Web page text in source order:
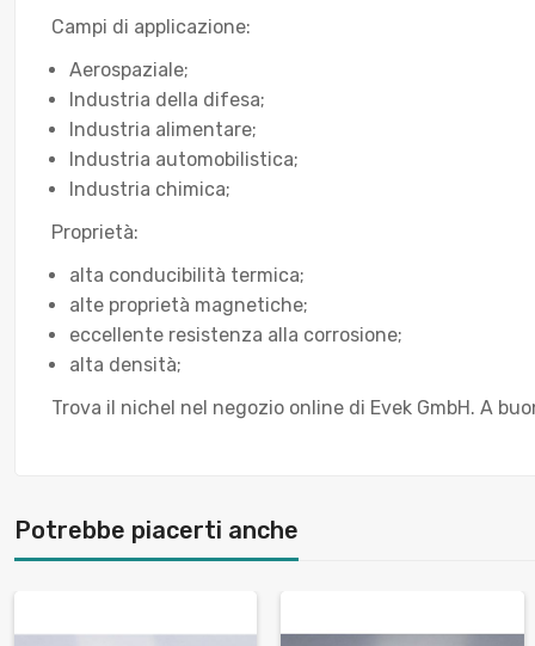
Campi di applicazione:
Aerospaziale;
Industria della difesa;
Industria alimentare;
Industria automobilistica;
Industria chimica;
Proprietà:
alta conducibilità termica;
alte proprietà magnetiche;
eccellente resistenza alla corrosione;
alta densità;
Trova il nichel nel negozio online di Evek GmbH. A
Potrebbe piacerti anche